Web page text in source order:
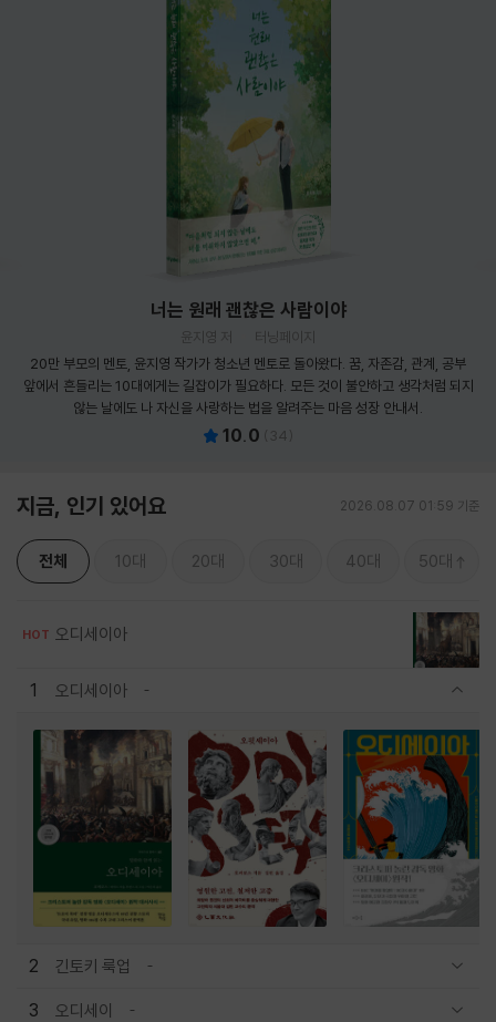
너는 원래 괜찮은 사람이야
윤지영 저
터닝페이지
20만 부모의 멘토, 윤지영 작가가 청소년 멘토로 돌아왔다. 꿈, 자존감, 관계, 공부
앞에서 흔들리는 10대에게는 길잡이가 필요하다. 모든 것이 불안하고 생각처럼 되지
않는 날에도 나 자신을 사랑하는 법을 알려주는 마음 성장 안내서.
10.0 ( 34 )
지금, 인기 있어요 2026.08.07 01:59 기준
전체 10대 20대 30대 40대 50대
HOT 오디세이아
1 오디세이아
2 긴토키 룩업
3 오디세이